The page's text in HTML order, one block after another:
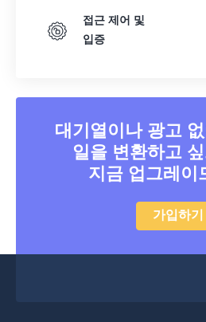
접근 제어 및
입증
대기열이나 광고
일을 변환하고
지금 업그레이
가입하기